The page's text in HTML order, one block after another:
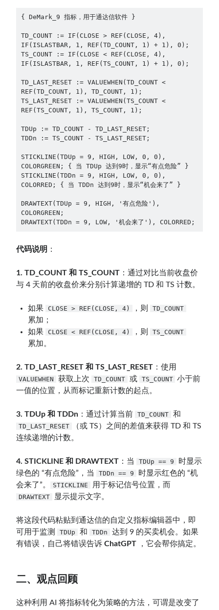
{ DeMark_9 指标，用于通达信软件 }
TD_COUNT := IF(CLOSE > REF(CLOSE, 4),
IF(ISLASTBAR, 1, REF(TD_COUNT, 1) + 1), 0);
TS_COUNT := IF(CLOSE < REF(CLOSE, 4),
IF(ISLASTBAR, 1, REF(TS_COUNT, 1) + 1), 0);
TD_LAST_RESET := VALUEWHEN(TD_COUNT <
REF(TD_COUNT, 1), TD_COUNT, 1);
TS_LAST_RESET := VALUEWHEN(TS_COUNT <
REF(TS_COUNT, 1), TS_COUNT, 1);
TDUp := TD_COUNT - TD_LAST_RESET;
TDDn := TS_COUNT - TS_LAST_RESET;
STICKLINE(TDUp = 9, HIGH, LOW, 0, 0),
COLORGREEN; { 当 TDUp 达到9时，显示“有点危险” }
STICKLINE(TDDn = 9, HIGH, LOW, 0, 0),
COLORRED; { 当 TDDn 达到9时，显示“机会来了” }
DRAWTEXT(TDUp = 9, HIGH, '有点危险'),
COLORGREEN;
DRAWTEXT(TDDn = 9, LOW, '机会来了'), COLORRED;
代码说明 ：
1. TD_COUNT 和 TS_COUNT ：通过对比当前收盘价
与 4 天前的收盘价来分别计算递增的 TD 和 TS 计数。
如果 CLOSE > REF(CLOSE, 4) ，则 TD_COUNT
累加；
如果
CLOSE < REF(CLOSE, 4) ，则 TS_COUNT
累加。
2. TD_LAST_RESET 和 TS_LAST_RESET ：使用
VALUEWHEN 获取上次 TD_COUNT 或 TS_COUNT 小于前
一值的位置，从而标记重新计数的起点。
3. TDUp 和 TDDn ：通过计算当前 TD_COUNT 和
TD_LAST_RESET
（或 TS）之间的差值来获得 TD 和 TS
连续递增的计数。
4. STICKLINE 和 DRAWTEXT ：当 TDUp == 9
时显示
绿色的 “有点危险”，当
TDDn == 9
时显示红色的 “机
会来了”。
STICKLINE 用于标记信号位置，而
DRAWTEXT 显示提示文字。
将这段代码粘贴到通达信的自定义指标编辑器中，即
可用于监测
TDUp 和 TDDn
达到 9 的买卖机会。如果
有错误，自己将错误告诉ChatGPT ，它会帮你搞定。
二、观点回顾
这种利用 AI 将指标转化为策略的方法，可谓是改变了